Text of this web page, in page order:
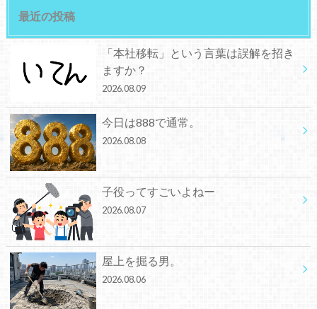
最近の投稿
「本社移転」という言葉は誤解を招き
ますか？
2026.08.09
今日は888で通常。
2026.08.08
子役ってすごいよねー
2026.08.07
屋上を掘る男。
2026.08.06